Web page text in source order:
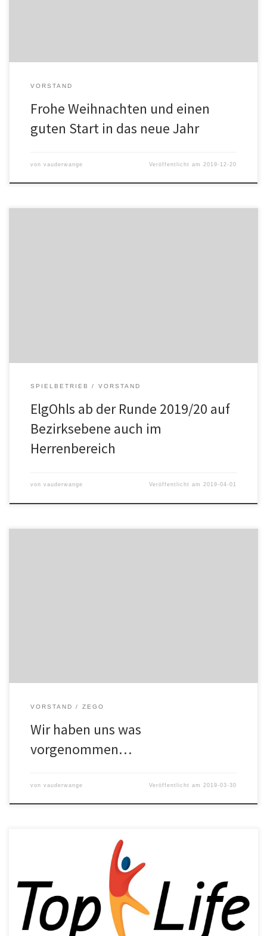
VORSTAND
Frohe Weihnachten und einen
guten Start in das neue Jahr
von vauderwange Veröffentlicht am 2019-12-20
SPIELBETRIEB VORSTAND
ElgOhls ab der Runde 2019/20 auf
Bezirksebene auch im
Herrenbereich
von vauderwange Veröffentlicht am2019-04-01
VORSTAND ZEGO
Wir haben uns was
vorgenommen…
von vauderwange Veröffentlicht am 2019-03-30
Gesund.Sein ist der Titel vom Top-Life Gesundheitszentrum in
Berghaupten. Seit dieser Saison unterstützt das
Familienunternehmen den HC Hedos beim erfolgreich sein. Mit
seinem umfangreichen Angebot aus Fitness- und Gerätetraining,
Physiotherapie, ambulanter Rehabilitation und einem großen
Wellnessbereich mit 5 Saunen ist das Top-Life nicht nur für die